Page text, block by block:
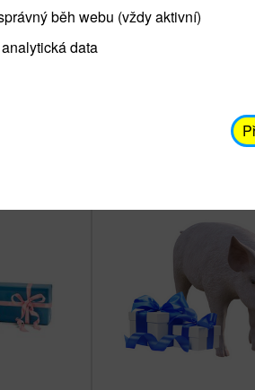
to Dárek pro život?
život jsou skutečné humanitární
běh webu (vždy aktivní)
data